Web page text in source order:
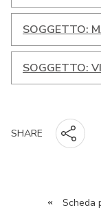
SOGGETTO:
SOGGETTO:
SHARE
« Scheda